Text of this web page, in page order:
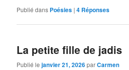
Publié dans Poésies |4 Réponses
La petite fille de jadis
Publié lejanvier 21, 2026parCarmen